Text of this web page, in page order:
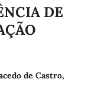
DE
de Castro,